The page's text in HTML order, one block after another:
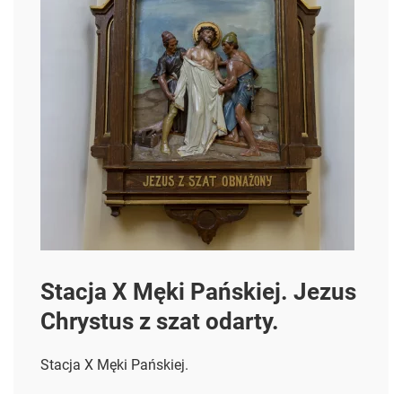
Stacja X Męki Pańskiej. Jezus
Chrystus z szat odarty.
Stacja X Męki Pańskiej.